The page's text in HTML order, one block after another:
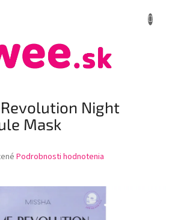
Night
Mask
Podrobnosti hodnotenia